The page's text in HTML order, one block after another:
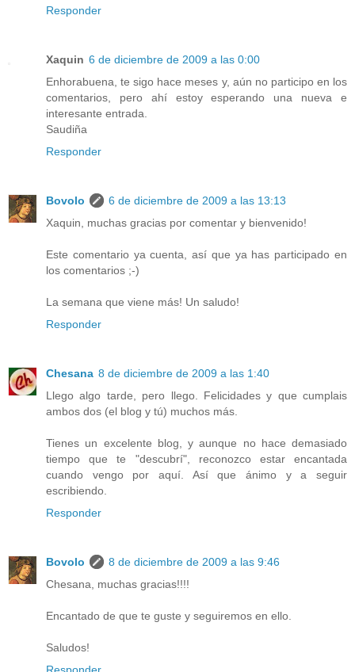
Responder
Xaquin 6 de diciembre de 2009 a las 0:00
Enhorabuena, te sigo hace meses y, aún no participo en los
comentarios, pero ahí estoy esperando una nueva e
interesante entrada.
Saudiña
Responder
Bovolo
6 de diciembre de 2009 a las 13:13
Xaquin, muchas gracias por comentar y bienvenido!
Este comentario ya cuenta, así que ya has participado en
los comentarios ;-)
La semana que viene más! Un saludo!
Responder
Chesana 8 de diciembre de 2009 a las 1:40
Llego algo tarde, pero llego. Felicidades y que cumplais
ambos dos (el blog y tú) muchos más.
Tienes un excelente blog, y aunque no hace demasiado
tiempo que te "descubrí", reconozco estar encantada
cuando vengo por aquí. Así que ánimo y a seguir
escribiendo.
Responder
Bovolo
8 de diciembre de 2009 a las 9:46
Chesana, muchas gracias!!!!
Encantado de que te guste y seguiremos en ello.
Saludos!
Responder